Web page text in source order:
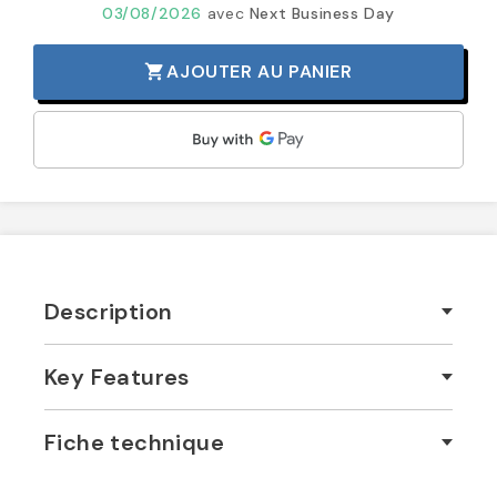
03/08/2026 avec Next Business Day
shopping_cartAJOUTER AU PANIER
Description
Key Features
Fiche technique